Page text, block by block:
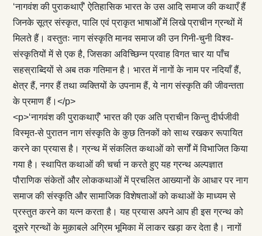
‘नागवंश की पुराकथाएँ’ ऐतिहासिक भारत के उस आदि समाज की कथाएँ हैं
जिनके सूत्र संस्कृत, पालि एवं प्राकृत भाषाओँ में लिखे प्राचीन ग्रन्थों में
मिलते हैं। वस्तुतः नाग संस्कृति मानव समाज की उन गिनी-चुनी विश्व-
संस्कृतियों में से एक है, जिसका अविच्छिन्न प्रवाह विगत चार या पाँच
सहस्राब्दियों से अब तक गतिमान है। भारत में नागों के नाम पर नदियाँ हैं,
क्षेत्र हैं, नगर हैं तथा व्यक्तियों के उपनाम हैं, ये नाग संस्कृति की जीवन्तता
के प्रमाण हैं।</p>
<p>‘नागवंश की पुराकथाएँ’ भारत की एक अति प्राचीन किन्तु दीर्घजीवी
विस्मृत-से पुरातन नाग संस्कृति के कुछ तिनकों को साथ रखकर रूपायित
करने का प्रयास है। ग्रन्थ में संकलित कथाओं को सर्गों में विभाजित किया
गया है। स्थापित कथाओं की चर्चा न करते हुए यह ग्रन्थ अल्पज्ञात
पौराणिक संकेतों और लोककथाओं में प्रचलित आख्यानों के आधार पर नाग
समाज की संस्कृति और सामाजिक विशेषताओं को कथाओं के माध्यम से
प्रस्तुत करने का यत्न करता है। यह प्रयास अपने आप ही इस ग्रन्थ को
दूसरे ग्रन्थों के मुक़ाबले अग्रिम भूमिका में लाकर खड़ा कर देता है। नागों